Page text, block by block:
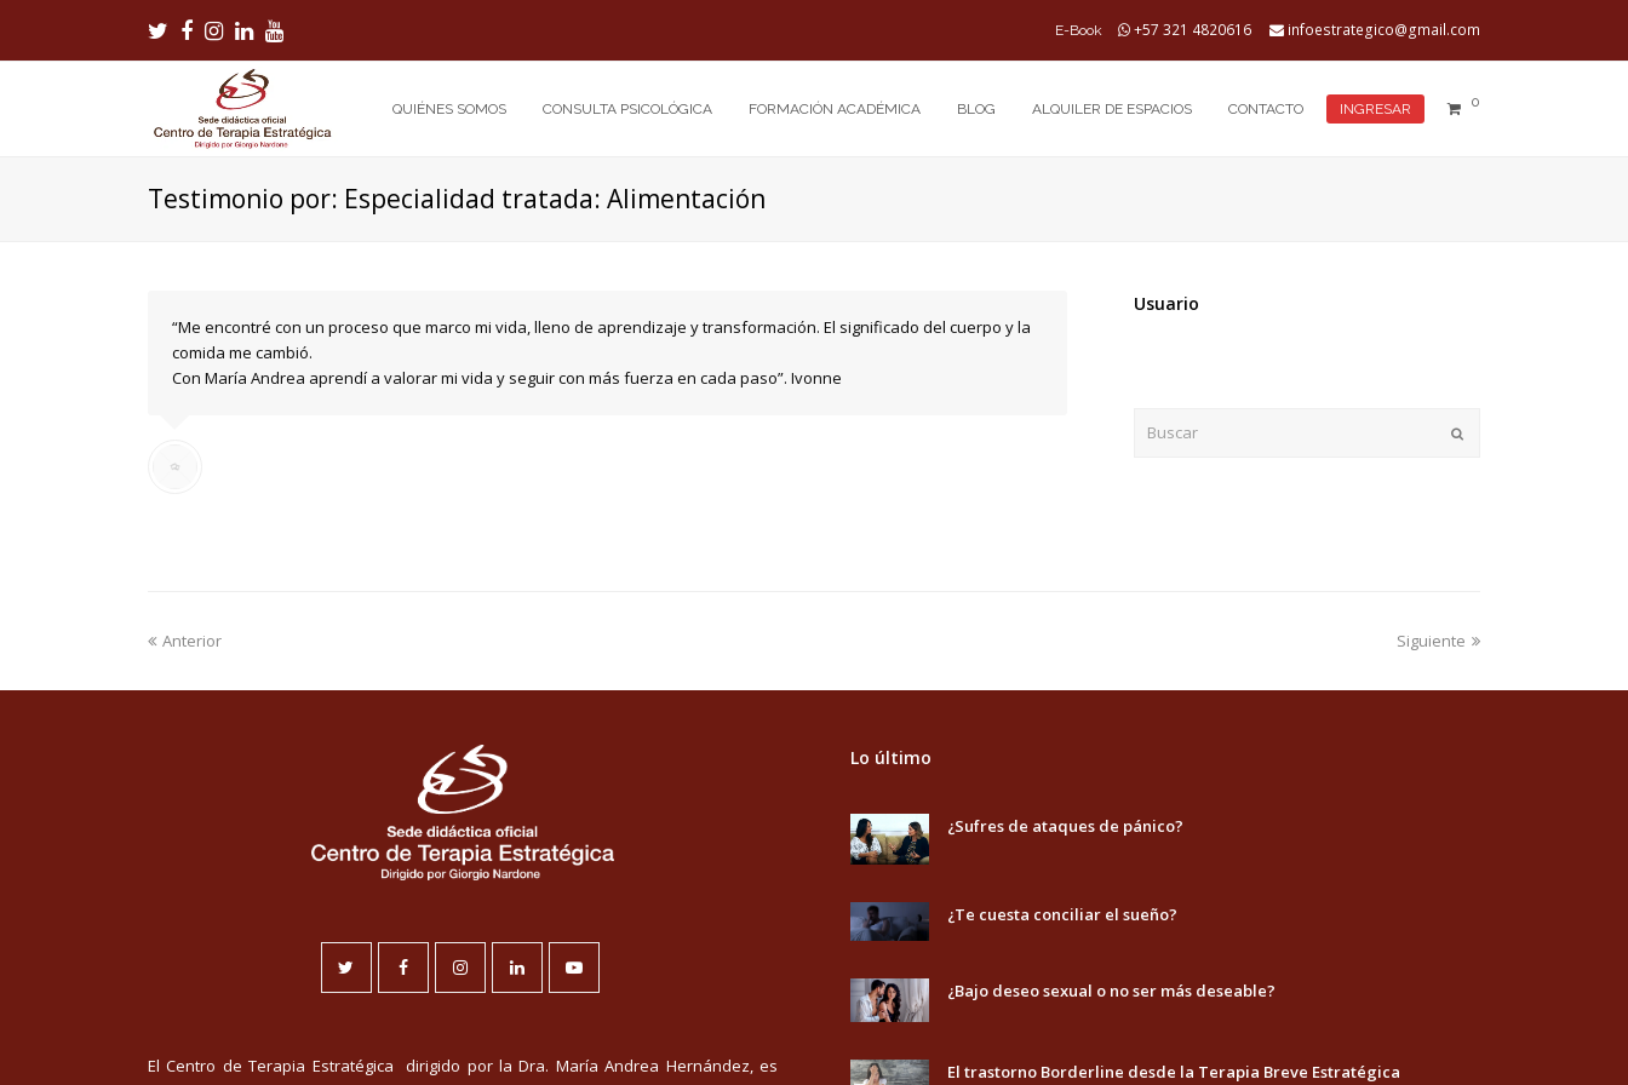
E-Book +57 321 4820616 infoestrategico@gmail.com
Twitter
Facebook
Instagram
LinkedIn
Youtube
QUIÉNES SOMOS CONSULTA PSICOLÓGICA FORMACIÓN ACADÉMICA BLOG ALQUILER DE ESPACIOS CONTACTO INGRESAR 0
Testimonio por: Especialidad tratada: Alimentación
“Me encontré con un proceso que marco mi vida, lleno de aprendizaje y transformación. El significado del cuerpo y la
comida me cambió.
Con María Andrea aprendí a valorar mi vida y seguir con más fuerza en cada paso”. Ivonne
Usuario
Anterior Siguiente
Twitter FacebookInstagramLinkedInYoutube
El Centro de Terapia Estratégica dirigido por la Dra. María Andrea Hernández, es
Lo último
¿Sufres de ataques de pánico?
¿Te cuesta conciliar el sueño?
¿Bajo deseo sexual o no ser más deseable?
El trastorno Borderline desde la Terapia Breve Estratégica